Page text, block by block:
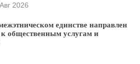
2026
единстве направлен
общественным услугам и